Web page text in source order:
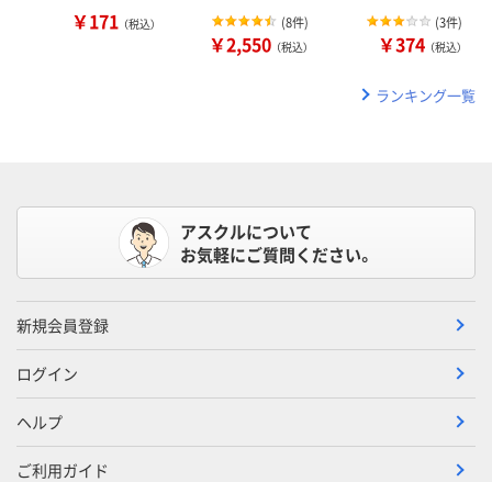
￥171 （税込） (8件)
￥2,550 （税込）
(3件)
￥374 （税込）
ランキング一覧
アスクルについて
お気軽にご質問ください。
新規会員登録
ログイン
ヘルプ
ご利用ガイド